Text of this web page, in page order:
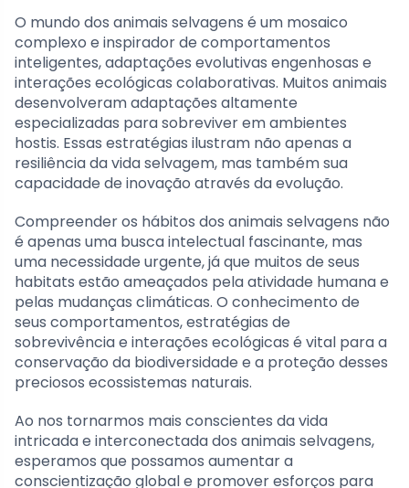
O mundo dos animais selvagens é um mosaico
complexo e inspirador de comportamentos
inteligentes, adaptações evolutivas engenhosas e
interações ecológicas colaborativas. Muitos animais
desenvolveram adaptações altamente
especializadas para sobreviver em ambientes
hostis. Essas estratégias ilustram não apenas a
resiliência da vida selvagem, mas também sua
capacidade de inovação através da evolução.
Compreender os hábitos dos animais selvagens não
é apenas uma busca intelectual fascinante, mas
uma necessidade urgente, já que muitos de seus
habitats estão ameaçados pela atividade humana e
pelas mudanças climáticas. O conhecimento de
seus comportamentos, estratégias de
sobrevivência e interações ecológicas é vital para a
conservação da biodiversidade e a proteção desses
preciosos ecossistemas naturais.
Ao nos tornarmos mais conscientes da vida
intricada e interconectada dos animais selvagens,
esperamos que possamos aumentar a
conscientização global e promover esforços para